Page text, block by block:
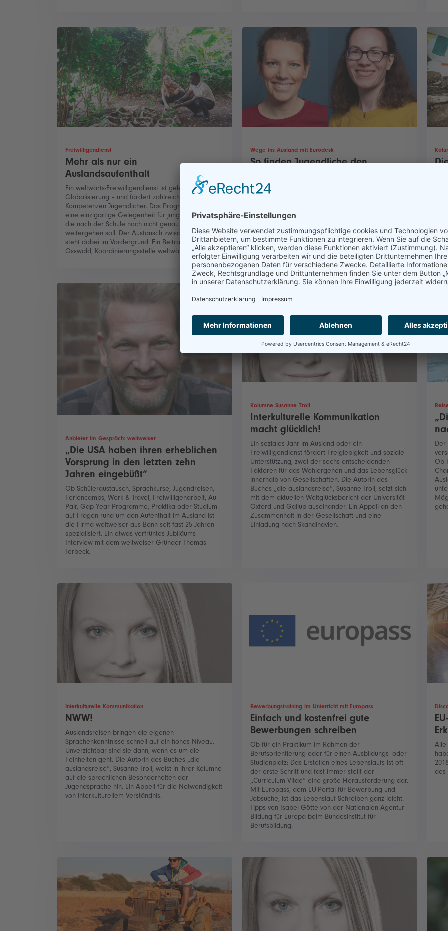
Freiwilligendienst
Mehr als nur ein
Auslandsaufenthalt
Ein weltwärts-Freiwilligendienst ist gelebte
Globalisierung – und fördert zahlreiche
Kompetenzen Jugendlicher. Das Programm bietet
eine einzigartige Gelegenheit für junge Menschen,
die nach der Schule noch nicht genau wissen, wie es
weitergehen soll. Der Austausch zwischen Kulturen
steht dabei im Vordergrund. Ein Beitrag von Moritz
Osswald, Koordinierungsstelle weltwärts.
Wege ins Ausland mit Eurodesk
So finden Jugendliche den
Auslandserfahrungen fördern Eigenverantwortung,
erleichtern es später, in internationalen Teams zu
Möglichkeiten es gibt, was zu mir passt und wie ich
das Abenteuer Ausland angehen soll? Ein Beitrag
von Svenja Karrenstein und Regina Pfeifer.
Anbieter im Gespräch: weltweiser
„Die USA haben ihren erheblichen
Vorsprung in den letzten zehn
Jahren eingebüßt“
Ob Schüleraustausch, Sprachkurse, Jugendreisen,
Feriencamps, Work & Travel, Freiwilligenarbeit, Au-
Pair, Gap Year Programme, Praktika oder Studium –
auf Fragen rund um den Aufenthalt im Ausland ist
die Firma weltweiser aus Bonn seit fast 25 Jahren
spezialisiert. Ein etwas verfrühtes Jubiläums-
Interview mit dem weltweiser-Gründer Thomas
Terbeck.
Kolumne Susanne Troll
Interkulturelle Kommunikation
macht glücklich!
Ein soziales Jahr im Ausland oder ein
Freiwilligendienst fördert Freigiebigkeit und soziale
Unterstützung, zwei der sechs entscheidenden
Faktoren für das Wohlergehen und das Lebensglück
innerhalb von Gesellschaften. Die Autorin des
Buches „die auslandsreise“, Susanne Troll, setzt sich
mit dem aktuellen Weltglücksbericht der Universität
Oxford und Gallup auseinander. Ein Appell an den
Zusammenhalt in der Gesellschaft und eine
Einladung nach Skandinavien.
Der
Ob
Interkulturelle Kommunikation
NWW!
Auslandsreisen bringen die eigenen
Sprachenkenntnisse schnell auf ein hohes Niveau.
Unverzichtbar sind sie dann, wenn es um die
Feinheiten geht. Die Autorin des Buches „die
auslandsreise“, Susanne Troll, weist in ihrer Kolumne
auf die sprachlichen Besonderheiten der
Jugendsprache hin. Ein Appell für die Notwendigkeit
von interkulturellem Verständnis.
Bewerbungstraining im Unterricht mit Europass
Einfach und kostenfrei gute
Bewerbungen schreiben
Ob für ein Praktikum im Rahmen der
Berufsorientierung oder für einen Ausbildungs- oder
Studienplatz: Das Erstellen eines Lebenslaufs ist oft
der erste Schritt und fast immer stellt der
„Curriculum Vitae“ eine große Herausforderung dar.
Mit Europass, dem EU-Portal für Bewerbung und
Jobsuche, ist das Lebenslauf-Schreiben ganz leicht.
Tipps von Isabel Götte von der Nationalen Agentur
Bildung für Europa beim Bundesinstitut für
Berufsbildung.
Alle
des